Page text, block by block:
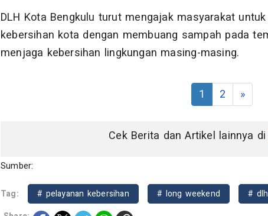
DLH Kota Bengkulu turut mengajak masyarakat
kebersihan kota dengan membuang sampah pada
menjaga kebersihan lingkungan masing-masing.
1 2 »
Cek Berita dan Artikel lainnya di
Sumber:
Tag: # pelayanan kebersihan # long weekend
#